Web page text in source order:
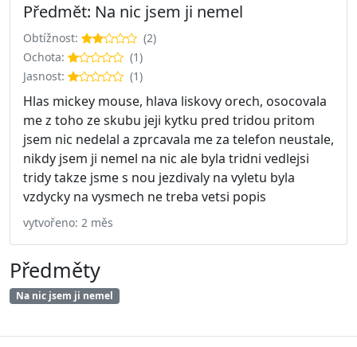
Předmět: Na nic jsem ji nemel
Obtížnost:
(2)
Ochota:
(1)
Jasnost:
(1)
Hlas mickey mouse, hlava liskovy orech, osocovala
me z toho ze skubu jeji kytku pred tridou pritom
jsem nic nedelal a zprcavala me za telefon neustale,
nikdy jsem ji nemel na nic ale byla tridni vedlejsi
tridy takze jsme s nou jezdivaly na vyletu byla
vzdycky na vysmech ne treba vetsi popis
vytvořeno: 2 měs
Předměty
Na nic jsem ji nemel